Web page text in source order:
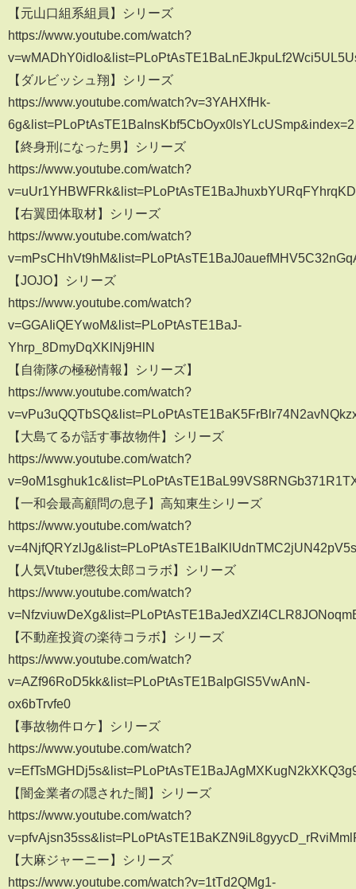
【元山口組系組員】シリーズ
https://www.youtube.com/watch?
【ダルビッシュ翔】シリーズ
https://www.youtube.com/watch?v=3YAHXfHk-
6g&list=PLoPtAsTE1BaInsKbf5CbOyx0lsYLcUSmp&index=2
【終身刑になった男】シリーズ
https://www.youtube.com/watch?
【右翼団体取材】シリーズ
https://www.youtube.com/watch?
【JOJO】シリーズ
https://www.youtube.com/watch?
v=GGAIiQEYwoM&list=PLoPtAsTE1BaJ-
Yhrp_8DmyDqXKlNj9HlN
【自衛隊の極秘情報】シリーズ】
https://www.youtube.com/watch?
【大島てるが話す事故物件】シリーズ
https://www.youtube.com/watch?
【一和会最高顧問の息子】高知東生シリーズ
https://www.youtube.com/watch?
【人気Vtuber懲役太郎コラボ】シリーズ
https://www.youtube.com/watch?
【不動産投資の楽待コラボ】シリーズ
https://www.youtube.com/watch?
v=AZf96RoD5kk&list=PLoPtAsTE1BaIpGlS5VwAnN-
ox6bTrvfe0
【事故物件ロケ】シリーズ
https://www.youtube.com/watch?
【闇金業者の隠された闇】シリーズ
https://www.youtube.com/watch?
【大麻ジャーニー】シリーズ
https://www.youtube.com/watch?v=1tTd2QMg1-